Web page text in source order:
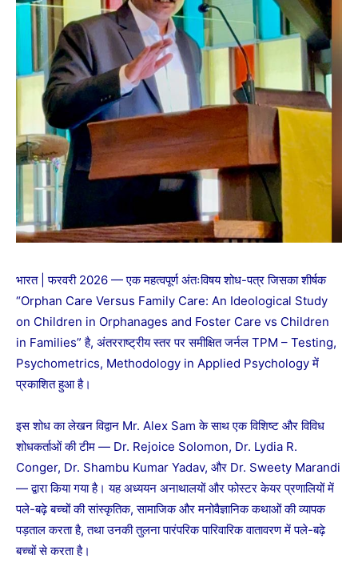
भारत | फरवरी 2026 — एक महत्वपूर्ण अंतःविषय शोध-पत्र जिसका शीर्षक
“Orphan Care Versus Family Care: An Ideological Study
on Children in Orphanages and Foster Care vs Children
in Families” है, अंतरराष्ट्रीय स्तर पर समीक्षित जर्नल TPM – Testing,
Psychometrics, Methodology in Applied Psychology में
प्रकाशित हुआ है।
इस शोध का लेखन विद्वान Mr. Alex Sam के साथ एक विशिष्ट और विविध
शोधकर्ताओं की टीम — Dr. Rejoice Solomon, Dr. Lydia R.
Conger, Dr. Shambu Kumar Yadav, और Dr. Sweety Marandi
— द्वारा किया गया है। यह अध्ययन अनाथालयों और फोस्टर केयर प्रणालियों में
पले-बढ़े बच्चों की सांस्कृतिक, सामाजिक और मनोवैज्ञानिक कथाओं की व्यापक
पड़ताल करता है, तथा उनकी तुलना पारंपरिक पारिवारिक वातावरण में पले-बढ़े
बच्चों से करता है।